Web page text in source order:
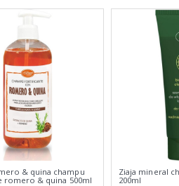
& quina champu
romero & quina 500ml
Ziaja mineral
200ml